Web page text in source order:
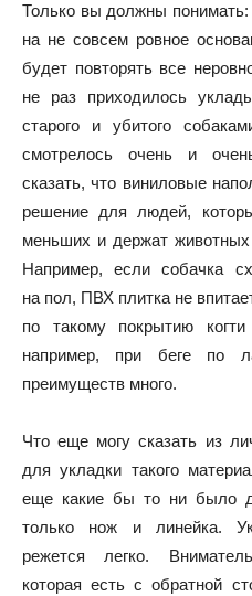
Только вы должны
на не совсем ровное
будет повторять все
не раз приходилось
старого и убитого
смотрелось очень и
сказать, что виниловые
решение для людей,
меньших и держат
Например, если собачка
на пол, ПВХ плитка не
по такому покрытию
например, при беге по
преимуществ много.
Что еще могу сказать из
для укладки такого
еще какие бы то ни было
только нож и линейка.
режется легко.
которая есть с обратной